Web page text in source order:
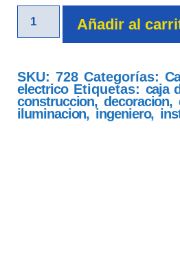
Añadir al
SKU:728 Categorías:
electrico Etiquetas: caja
construccion,decoracion,
iluminacion,ingeniero,